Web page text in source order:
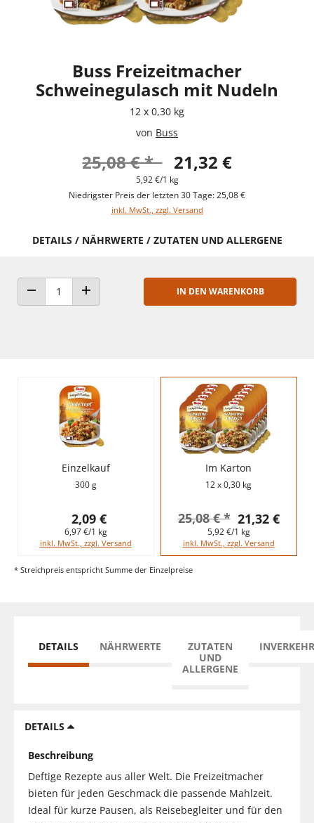
Buss Freizeitmacher
Schweinegulasch mit Nudeln
12 x 0,30 kg
von Buss
25,08 € * 21,32 €
5,92 €/1 kg
Niedrigster Preis der letzten 30 Tage: 25,08 €
inkl. MwSt., zzgl. Versand
DETAILS / NÄHRWERTE / ZUTATEN UND ALLERGENE
ANZAHL VERRINGERNANZAHL ERHÖHEN
IN DEN WARENKORB
Einzelkauf
300 g
2,09 €
6,97 €/1 kg
inkl. MwSt., zzgl. Versand
Im Karton
12 x 0,30 kg
21,32 €
25,08 € *
5,92 €/1 kg
inkl. MwSt., zzgl. Versand
* Streichpreis entspricht Summe der Einzelpreise
DETAILS NÄHRWERTE
ZUTATEN
UND
ALLERGENE
DETAILS
Beschreibung
Deftige Rezepte aus aller Welt. Die Freizeitmacher
bieten für jeden Geschmack die passende Mahlzeit.
Ideal für kurze Pausen, als Reisebegleiter und für den